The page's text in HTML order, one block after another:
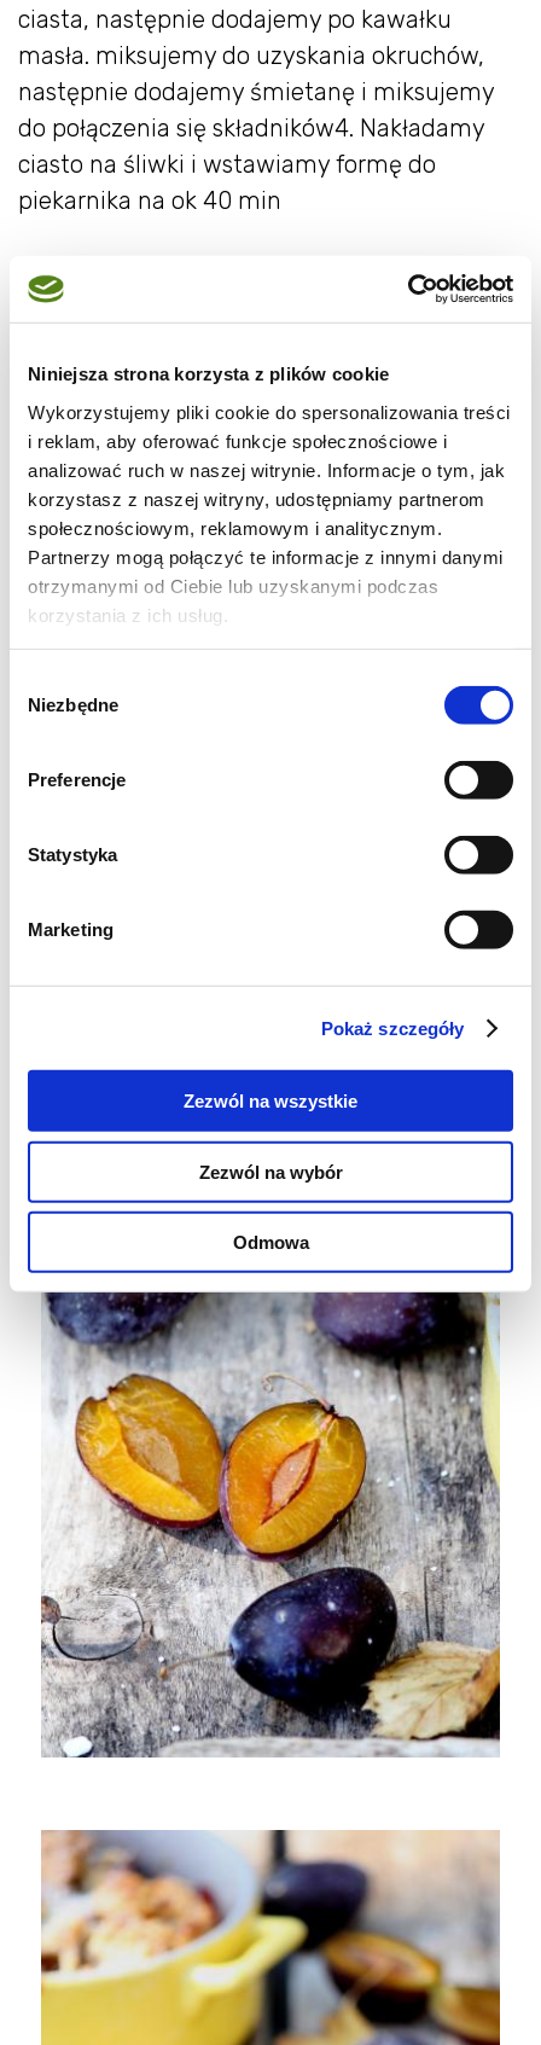
Niniejsza strona korzysta z plików cookie
Wykorzystujemy pliki cookie do spersonalizowania treści
i reklam, aby oferować funkcje społecznościowe i
analizować ruch w naszej witrynie. Informacje o tym, jak
korzystasz z naszej witryny, udostępniamy partnerom
społecznościowym, reklamowym i analitycznym.
Partnerzy mogą połączyć te informacje z innymi danymi
otrzymanymi od Ciebie lub uzyskanymi podczas
korzystania z ich usług.
zgody
Niezbędne
Preferencje
Statystyka
Marketing
Pokaż szczegóły
Zezwól na wszystkie
Zezwól na wybór
Odmowa
ciasta, następnie dodajemy po kawałku
masła. miksujemy do uzyskania okruchów,
następnie dodajemy śmietanę i miksujemy
do połączenia się składników4. Nakładamy
ciasto na śliwki i wstawiamy formę do
piekarnika na ok 40 min